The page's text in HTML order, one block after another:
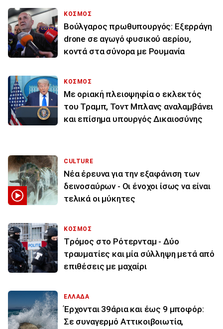
ΚΟΣΜΟΣ
Βούλγαρος πρωθυπουργός: Εξερράγη
drone σε αγωγό φυσικού αερίου,
κοντά στα σύνορα με Ρουμανία
ΚΟΣΜΟΣ
Με οριακή πλειοψηφία ο εκλεκτός
του Τραμπ, Τοντ Μπλανς αναλαμβάνει
και επίσημα υπουργός Δικαιοσύνης
CULTURE
Νέα έρευνα για την εξαφάνιση των
δεινοσαύρων - Οι ένοχοι ίσως να είναι
τελικά οι μύκητες
ΚΟΣΜΟΣ
Tρόμος στο Ρότερνταμ - Δύο
τραυματίες και μία σύλληψη μετά από
επιθέσεις με μαχαίρι
ΕΛΛΑΔΑ
Έρχονται 39άρια και έως 9 μποφόρ:
Σε συναγερμό Αττικοιβοιωτία,